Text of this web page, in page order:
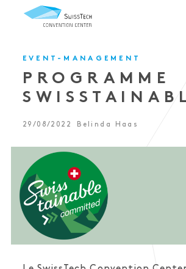
EVENT-MANAGEMENT
PROGRAMME
29/08/2022 Belinda Haas